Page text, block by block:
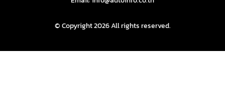
© Copyright 2026 All rights reserved.